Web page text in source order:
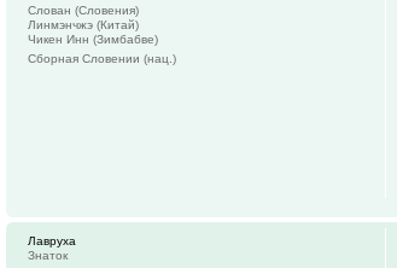
Слован (Словения)
Линмэнчжэ (Китай)
Чикен Инн (Зимбабве)
Сборная Словении (нац.)
Лавруха
Знаток